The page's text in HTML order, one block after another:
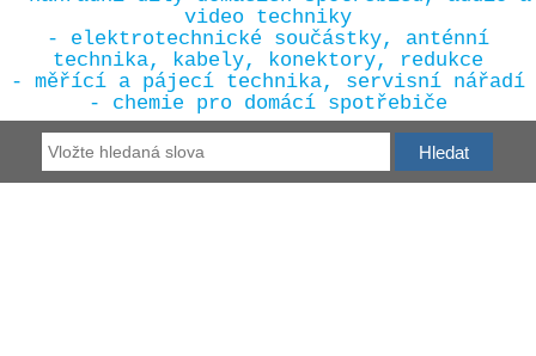
video techniky
- elektrotechnické součástky, anténní
technika, kabely, konektory, redukce
- měřící a pájecí technika, servisní nářadí
- chemie pro domácí spotřebiče